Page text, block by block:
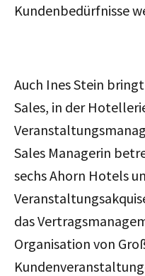
Kundenbedürfnisse
Auch Ines Stein
Sales, in der
Sales Managerin
sechs Ahorn Hotels
das
Organisation von